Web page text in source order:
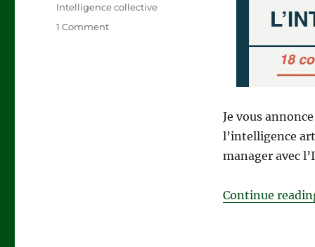
Je vous
l’intelligence
manager avec
Continue
Intelligence collective
1 Commenton